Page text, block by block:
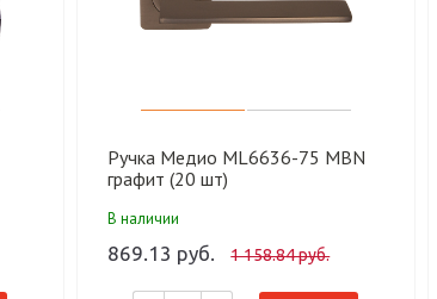
Ручка Медио ML6636-75 MBN
графит (20 шт)
В наличии
869.13 руб. 1 158.84 руб.